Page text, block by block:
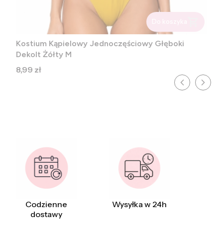
Kostium Kąpielowy Jednoczęściowy Głęboki
Dekolt Żółty M
Cena
8,99 zł
Codzienne
dostawy
Wysyłka w 24h